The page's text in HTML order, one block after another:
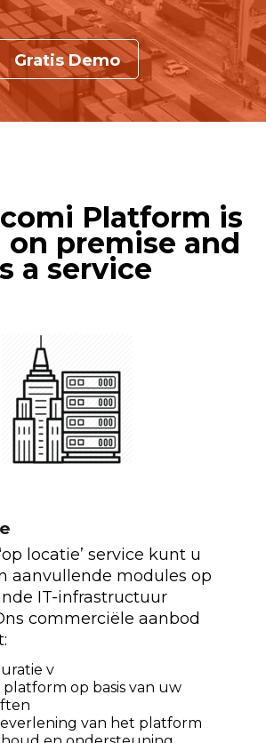
Gratis Demo
Platform is
premise and
a service
locatie’ service kunt u
aanvullende modules op
IT-infrastructuur
commerciële aanbod
v
op basis van uw
van het platform